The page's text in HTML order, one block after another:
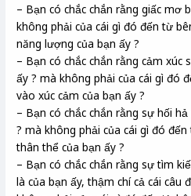
– Bạn có chắc chắn rằng giấc mơ
không phải của cái gì đó đến từ
năng lượng của bạn ấy ?
– Bạn có chắc chắn rằng cảm xúc
ấy ? mà không phải của cái gì đó
vào xúc cảm của bạn ấy ?
– Bạn có chắc chắn rằng sự hối
? mà không phải của cái gì đó
thân thể của bạn ấy ?
– Bạn có chắc chắn rằng sự tìm
là của bạn ấy, thậm chí cả cái câu